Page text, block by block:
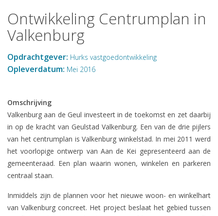
Ontwikkeling Centrumplan in
Valkenburg
Opdrachtgever: Hurks vastgoedontwikkeling
Opleverdatum: Mei 2016
Omschrijving
Valkenburg aan de Geul investeert in de toekomst en zet daarbij
in op de kracht van Geulstad Valkenburg. Een van de drie pijlers
van het centrumplan is Valkenburg winkelstad. In mei 2011 werd
het voorlopige ontwerp van Aan de Kei gepresenteerd aan de
gemeenteraad. Een plan waarin wonen, winkelen en parkeren
centraal staan.
Inmiddels zijn de plannen voor het nieuwe woon- en winkelhart
van Valkenburg concreet. Het project beslaat het gebied tussen